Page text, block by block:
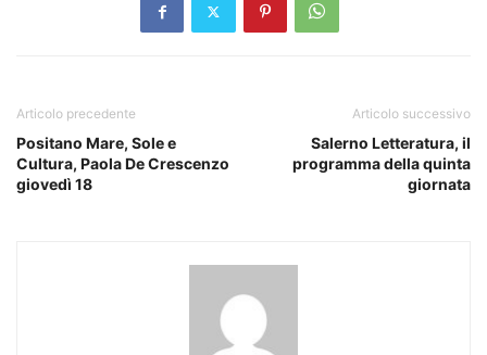
Articolo precedente
Positano Mare, Sole e
Cultura, Paola De Crescenzo
giovedì 18
Articolo successivo
Salerno Letteratura, il
programma della quinta
giornata